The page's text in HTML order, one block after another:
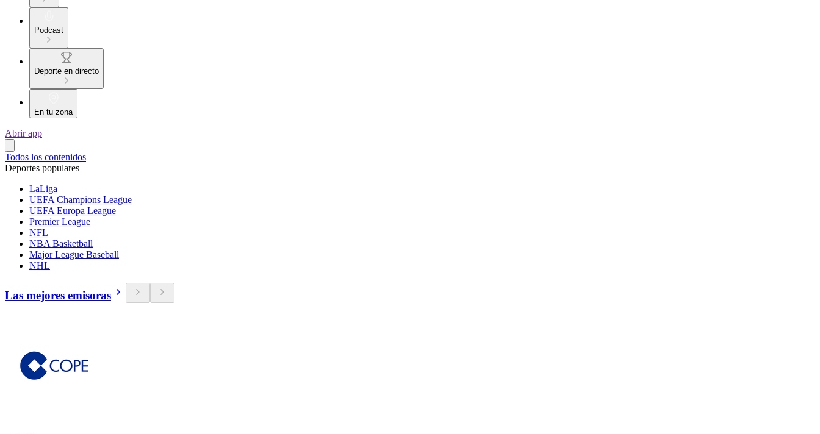
Podcast
Deporte en directo
En tu zona
Abrir app
Todos los contenidos
Deportes populares
LaLiga
UEFA Champions League
UEFA Europa League
Premier League
NFL
NBA Basketball
Major League Baseball
NHL
Las mejores emisoras